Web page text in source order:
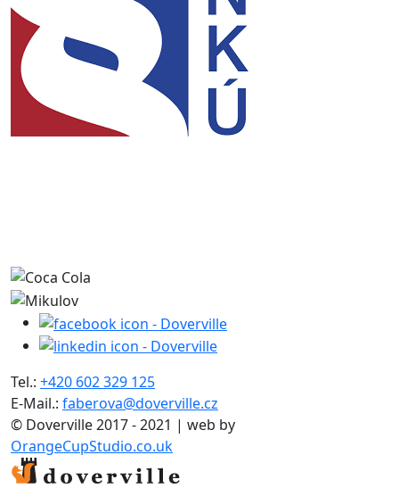
Tel.: +420 602 329 125
E-Mail.: faberova@doverville.cz
© Doverville 2017 - 2021 | web by
OrangeCupStudio.co.uk